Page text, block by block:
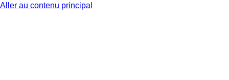
Aller au contenu principal